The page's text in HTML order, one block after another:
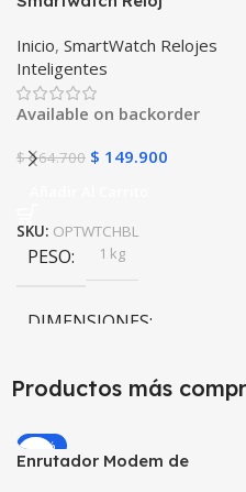
WATCH BLACK™ (PK W34
Iwo 10 12) Compatible
Android y iPhone
Inicio, SmartWatch Relojes
Inteligentes
Available on backorder
$164.700 $ 149.900
SKU: OPTWTCHBL
PESO 1 kg
DIMENSIONES
20 × 20 × 20 cm
Productos más
-20%
Enrutador Modem de